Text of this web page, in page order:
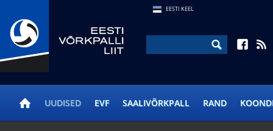
EESTI KEEL
UUDISED EVF SAALIVÕRKPALL RAND